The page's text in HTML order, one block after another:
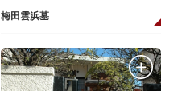
梅田雲浜墓